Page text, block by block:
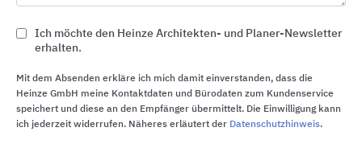
Anwendungstechnische Beratung vor Ort
Einweisung der Ausführungsbetriebe
Unplanmäßige Ausführungsänderungen /
Entwicklung von Sonderkonstruktionen
Ich möchte den Heinze Architekten- und Planer-Newsletter
erhalten.
Mit dem Absenden erkläre ich mich damit einverstanden, dass die
Heinze GmbH meine Kontaktdaten und Bürodaten zum Kundenservice
speichert und diese an den Empfänger übermittelt. Die Einwilligung kann
ich jederzeit widerrufen. Näheres erläutert der Datenschutzhinweis.